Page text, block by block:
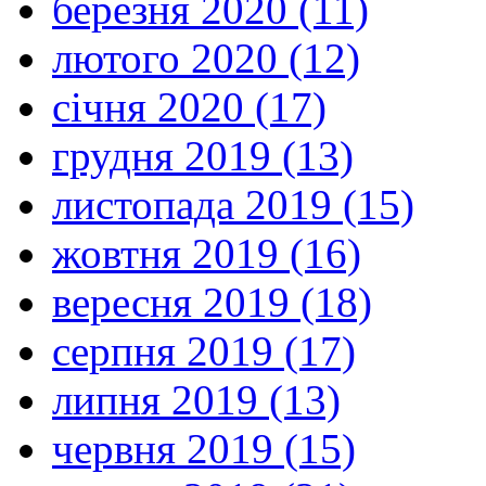
лютого 2020 (12)
січня 2020 (17)
грудня 2019 (13)
листопада 2019 (15)
жовтня 2019 (16)
вересня 2019 (18)
серпня 2019 (17)
липня 2019 (13)
червня 2019 (15)